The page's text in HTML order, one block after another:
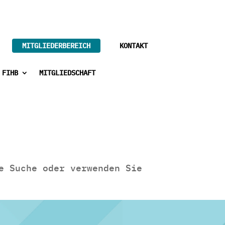
MITGLIEDERBEREICH KONTAKT
MITGLIEDSCHAFT
oder verwenden Sie